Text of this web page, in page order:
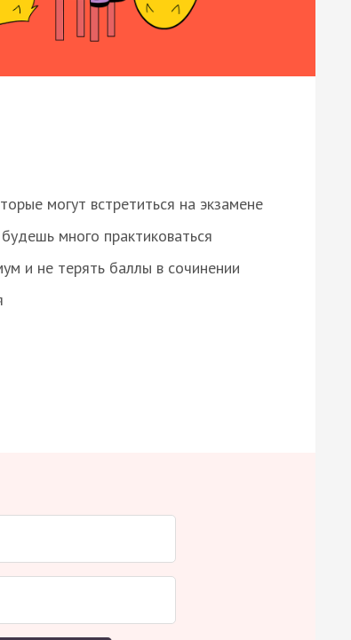
могут встретиться на экзамене
много практиковаться
и не терять баллы в сочинении